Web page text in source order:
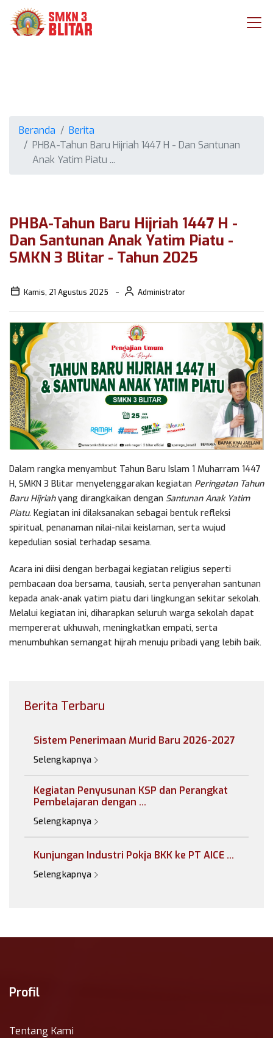
Beranda
Berita
PHBA-Tahun Baru Hijriah 1447 H - Dan Santunan
Anak Yatim Piatu ...
PHBA-Tahun Baru Hijriah 1447 H -
Dan Santunan Anak Yatim Piatu -
SMKN 3 Blitar - Tahun 2025
Kamis, 21 Agustus 2025 Administrator
Dalam rangka menyambut Tahun Baru Islam 1 Muharram 1447
H, SMKN 3 Blitar menyelenggarakan kegiatan Peringatan Tahun
Baru Hijriahyang dirangkaikan dengan Santunan Anak Yatim
Piatu. Kegiatan ini dilaksanakan sebagai bentuk refleksi
spiritual, penanaman nilai-nilai keislaman, serta wujud
kepedulian sosial terhadap sesama.
Acara ini diisi dengan berbagai kegiatan religius seperti
pembacaan doa bersama, tausiah, serta penyerahan santunan
kepada anak-anak yatim piatu dari lingkungan sekitar sekolah.
Melalui kegiatan ini, diharapkan seluruh warga sekolah dapat
mempererat ukhuwah, meningkatkan empati, serta
menumbuhkan semangat hijrah menuju pribadi yang lebih baik.
Berita Terbaru
Sistem Penerimaan Murid Baru 2026-2027
Selengkapnya
Kegiatan Penyusunan KSP dan Perangkat
Pembelajaran dengan ...
Selengkapnya
Kunjungan Industri Pokja BKK ke PT AICE ...
Selengkapnya
Profil
Tentang Kami